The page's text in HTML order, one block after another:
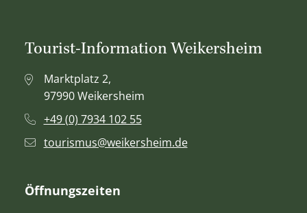
Tourist-Information Weikersheim
Marktplatz 2,
97990 Weikersheim
+49 (0) 7934 102 55
tourismus@weikersheim.de
Öffnungszeiten